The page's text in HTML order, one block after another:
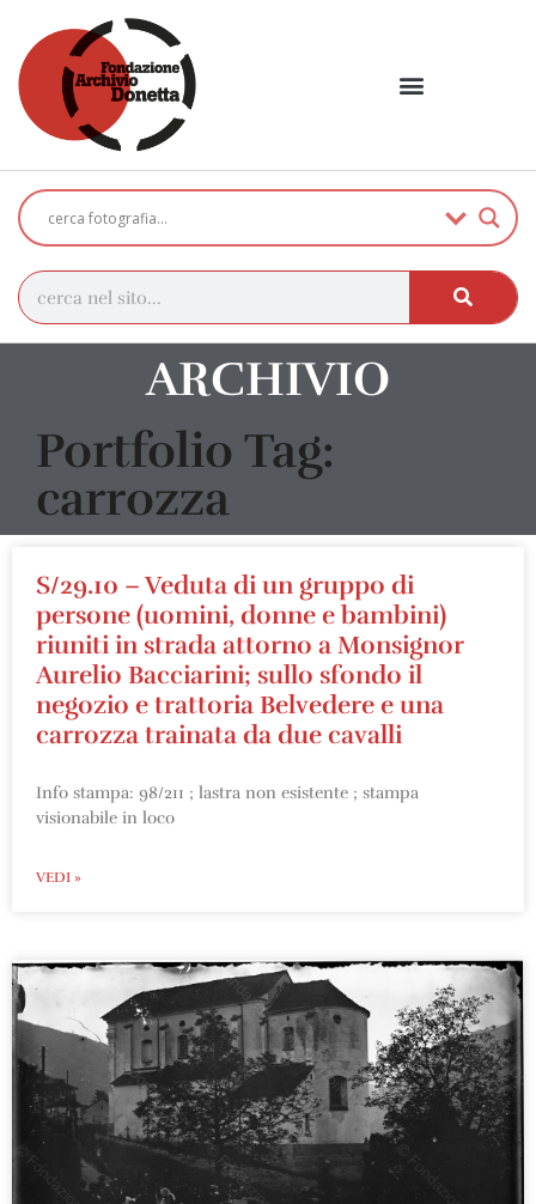
ARCHIVIO
Portfolio Tag:
carrozza
S/29.10 – Veduta di un gruppo di
persone (uomini, donne e bambini)
riuniti in strada attorno a Monsignor
Aurelio Bacciarini; sullo sfondo il
negozio e trattoria Belvedere e una
carrozza trainata da due cavalli
Info stampa: 98/211 ; lastra non esistente ; stampa
visionabile in loco
VEDI »